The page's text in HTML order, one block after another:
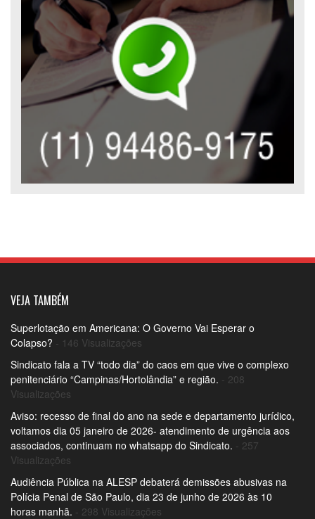
VEJA TAMBÉM
Superlotação em Americana: O Governo Vai Esperar o
Colapso? - 146 Visualizações
Sindicato fala a TV “todo dia” do caos em que vive o complexo
penitenciário “Campinas/Hortolândia” e região. - 208
Visualizações
Aviso: recesso de final do ano na sede e departamento jurídico,
voltamos dia 05 janeiro de 2026- atendimento de urgência aos
associados, continuam no whatsapp do Sindicato. - 257
Visualizações
Audiência Pública na ALESP debaterá demissões abusivas na
Polícia Penal de São Paulo, dia 23 de junho de 2026 às 10
horas manhã. - 298 Visualizações